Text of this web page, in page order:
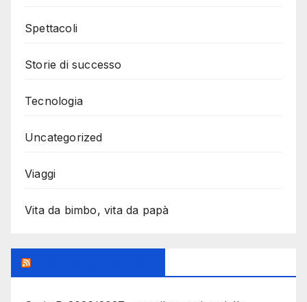
Spettacoli
Storie di successo
Tecnologia
Uncategorized
Viaggi
Vita da bimbo, vita da papà